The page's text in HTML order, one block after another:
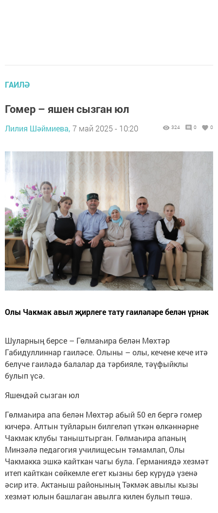
ГАИЛӘ
Гомер – яшен сызган юл
Лилия Шәймиева, 7 май 2025 - 10:20 324 0 0
Олы Чакмак авыл җирлеге тату гаиләләре белән үрнәк
Шуларның берсе – Гөлмаһира белән Мөхтәр
Габидуллиннар гаиләсе. Олыны – олы, кечене кече итә
белүче гаиләдә балалар да тәрбияле, тәүфыйклы
булып үсә.
Яшендәй сызган юл
Гөлмаһира апа белән Мөхтәр абый 50 ел бергә гомер
кичерә. Алтын туйларын билгеләп үткән өлкәннәрне
Чакмак клубы таныштырган. Гөлмаһира апаның
Минзәлә педагогия училищесын тәмамлап, Олы
Чакмакка эшкә кайткан чагы була. Германиядә хезмәт
итеп кайткан сөйкемле егет кызны бер күрүдә үзенә
әсир итә. Актаныш районының Тәкмәк авылы кызы
хезмәт юлын башлаган авылга килен булып төшә.